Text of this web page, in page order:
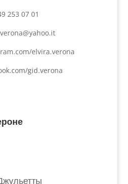
253 07 01
elvira.verona
gid.verona